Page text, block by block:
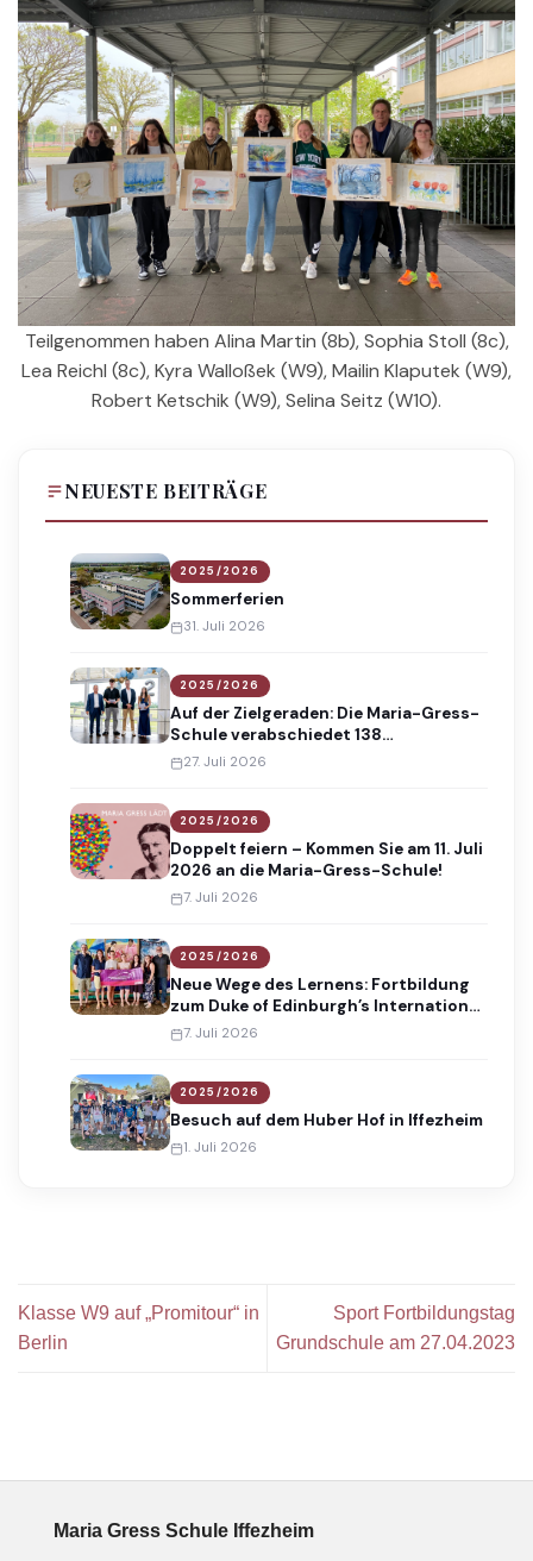
Teilgenommen haben Alina Martin (8b), Sophia Stoll (8c),
Lea Reichl (8c), Kyra Walloßek (W9), Mailin Klaputek (W9),
Robert Ketschik (W9), Selina Seitz (W10).
NEUESTE BEITRÄGE
2025/2026
Sommerferien
31. Juli 2026
2025/2026
Auf der Zielgeraden: Die Maria-Gress-
Schule verabschiedet 138
Absolventinnen und Absolventen
27. Juli 2026
2025/2026
Doppelt feiern – Kommen Sie am 11. Juli
2026 an die Maria-Gress-Schule!
7. Juli 2026
2025/2026
Neue Wege des Lernens: Fortbildung
zum Duke of Edinburgh’s International
Award
7. Juli 2026
2025/2026
Besuch auf dem Huber Hof in Iffezheim
1. Juli 2026
Klasse W9 auf „Promitour“ in
Berlin
Sport Fortbildungstag
Grundschule am 27.04.2023
Maria Gress Schule Iffezheim